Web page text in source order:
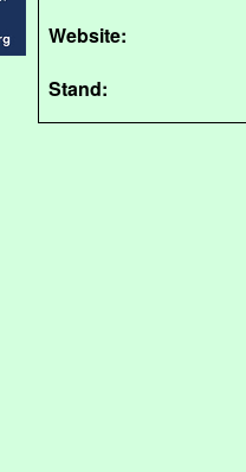
Website:
Stand: